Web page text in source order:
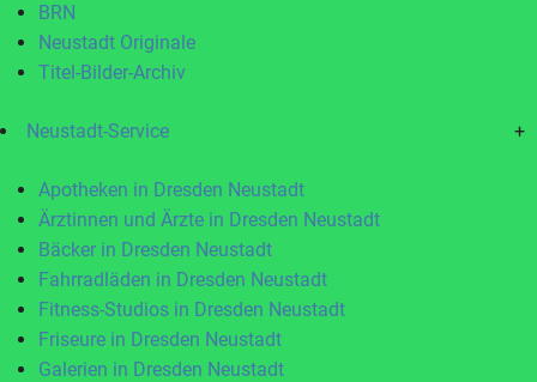
BRN
Neustadt Originale
Titel-Bilder-Archiv
Neustadt-Service +
Apotheken in Dresden Neustadt
Ärztinnen und Ärzte in Dresden Neustadt
Bäcker in Dresden Neustadt
Fahrradläden in Dresden Neustadt
Fitness-Studios in Dresden Neustadt
Friseure in Dresden Neustadt
Galerien in Dresden Neustadt